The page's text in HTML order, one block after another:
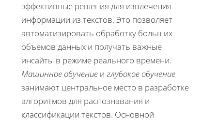
эффективные решения для извлечения
информации из текстов. Это позволяет
автоматизировать обработку больших
объемов данных и получать важные
инсайты в режиме реального времени.
Машинное обучение и глубокое обучение
занимают центральное место в разработке
алгоритмов для распознавания и
классификации текстов. Основной